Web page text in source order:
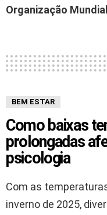
Organização
BEM ESTAR
Como baixas
prolongadas
psicologia
Com as
inverno de 2025,